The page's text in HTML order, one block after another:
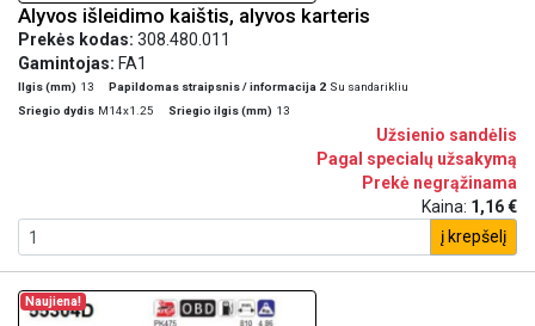
Alyvos išleidimo kaištis, alyvos karteris
Prekės kodas: 308.480.011
Gamintojas: FA1
Ilgis (mm) 13 Papildomas straipsnis / informacija 2 Su sandarikliu
Sriegio dydis M14x1.25 Sriegio ilgis (mm) 13
Užsienio sandėlis
Pagal specialų užsakymą
Prekė negrąžinama
Kaina: 1,16 €
į krepšelį
Naujiena!